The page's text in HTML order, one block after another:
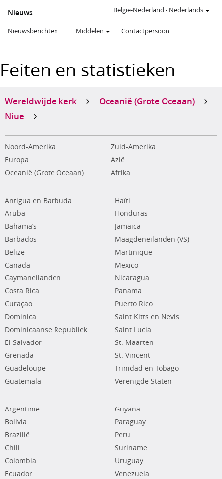
Nieuws
Nieuwsberichten Middelen Contactpersoon
België-Nederland - Nederlands
Feiten en statistieken
Wereldwijde kerk
Oceanië (Grote Oceaan)
Niue
Noord-Amerika
Zuid-Amerika
Europa
Azië
Oceanië (Grote Oceaan)
Afrika
Antigua en Barbuda
Aruba
Bahama’s
Barbados
Belize
Canada
Caymaneilanden
Costa Rica
Curaçao
Dominica
Dominicaanse Republiek
El Salvador
Grenada
Guadeloupe
Guatemala
Haïti
Honduras
Jamaica
Maagdeneilanden (VS)
Martinique
Mexico
Nicaragua
Panama
Puerto Rico
Saint Kitts en Nevis
Saint Lucia
St. Maarten
St. Vincent
Trinidad en Tobago
Verenigde Staten
Argentinië
Bolivia
Brazilië
Chili
Colombia
Ecuador
Guyana
Paraguay
Peru
Suriname
Uruguay
Venezuela